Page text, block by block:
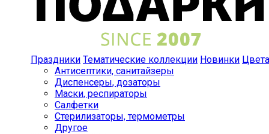
Праздники Тематические коллекции Новинки Цвета
Антисептики, санитайзеры
Диспенсеры, дозаторы
Маски, респираторы
Салфетки
Стерилизаторы, термометры
Другое